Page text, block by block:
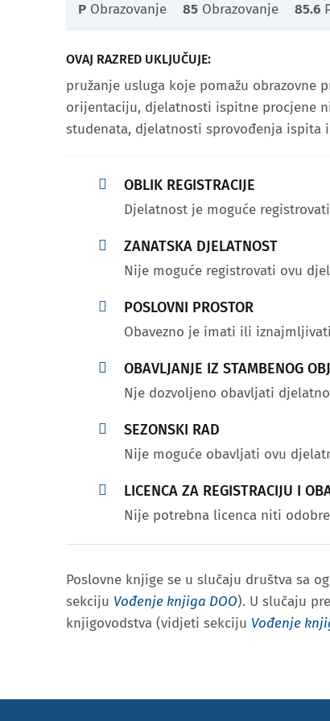
P Obrazovanje 85 Obrazovanje 85.6
OVAJ RAZRED UKLJUČUJE:
pružanje usluga koje pomažu obrazovne
orijentaciju, djelatnosti ispitne procjene
studenata, djelatnosti sprovođenja ispita
 OBLIK REGISTRACIJE
Djelatnost je moguće
 ZANATSKA DJELATNOST
Nije moguće registrovati ovu
 POSLOVNI PROSTOR
Obavezno je imati ili
 OBAVLJANJE IZ STAMBENOG
Nje dozvoljeno obavljati
 SEZONSKI RAD
Nije moguće obavljati ovu
 LICENCA ZA REGISTRACIJU I
Nije potrebna licenca niti
Poslovne knjige se u slučaju društva sa
sekciju Vođenje knjiga DOO). U slučaju
knjigovodstva (vidjeti sekciju Vođenje